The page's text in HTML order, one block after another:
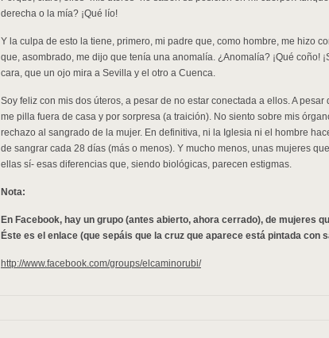
derecha o la mía? ¡Qué lío!
Y la culpa de esto la tiene, primero, mi padre que, como hombre, me hizo
que, asombrado, me dijo que tenía una anomalía. ¿Anomalía? ¡Qué coño!
cara, que un ojo mira a Sevilla y el otro a Cuenca.
Soy feliz con mis dos úteros, a pesar de no estar conectada a ellos. A
me pilla fuera de casa y por sorpresa (a traición). No siento sobre mis
rechazo al sangrado de la mujer. En definitiva, ni la Iglesia ni el hombre
de sangrar cada 28 días (más o menos). Y mucho menos, unas mujeres
ellas sí- esas diferencias que, siendo biológicas, parecen estigmas.
Nota:
En Facebook, hay un grupo (antes abierto, ahora cerrado), de mujeres
Éste es el enlace (que sepáis que la cruz que aparece está pintada con
http://www.facebook.com/groups/elcaminorubi/